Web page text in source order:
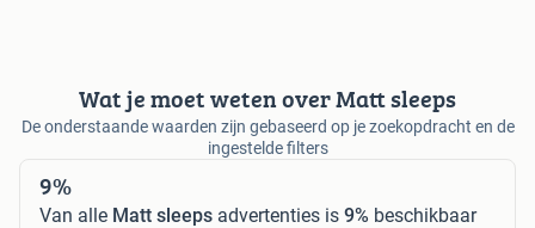
Wat je moet weten over Matt sleeps
De onderstaande waarden zijn gebaseerd op je zoekopdracht en de
ingestelde filters
9%
Van alle Matt sleeps advertenties is 9% beschikbaar